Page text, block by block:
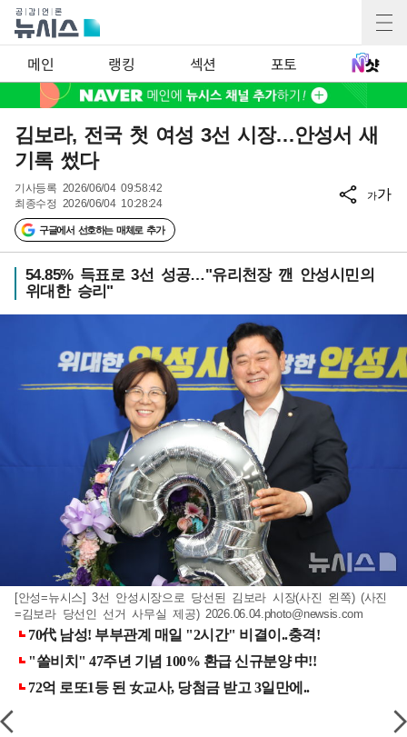
메인 랭킹 섹션 포토
김보라, 전국 첫 여성 3선 시장…안성서 새
기록 썼다
기사등록 2026/06/04 09:58:42
최종수정 2026/06/04 10:28:24
구글에서 선호하는 매체로 추가
가가
54.85% 득표로 3선 성공…"유리천장 깬 안성시민의
위대한 승리"
[안성=뉴시스] 3선 안성시장으로 당선된 김보라 시장(사진 왼쪽) (사진
=김보라 당선인 선거 사무실 제공) 2026.06.04.photo@newsis.com